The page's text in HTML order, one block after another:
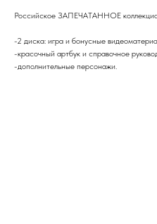
Российское ЗАПЕЧАТАННОЕ
-2 диска: игра и бонусные
-красочный артбук и справочное
-дополнительные персонажи.